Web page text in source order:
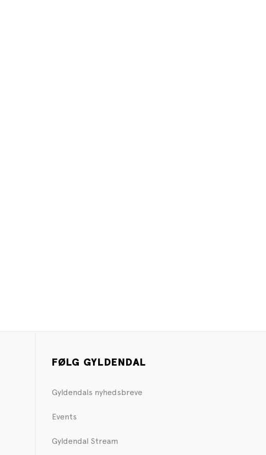
FØLG GYLDENDAL
Gyldendals nyhedsbreve
Events
Gyldendal Stream